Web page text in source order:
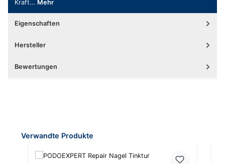
Kraft… Mehr
Eigenschaften
Hersteller
Bewertungen
Produktgalerie überspringen
Verwandte Produkte